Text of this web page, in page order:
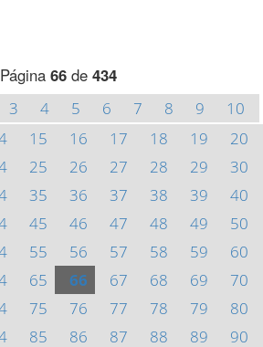
Página 66 de 434
3 4 5 6 7 8 9
10
15 16 17 18 19
20
25 26 27 28 29
30
35 36 37 38 39
40
45 46 47 48 49
50
55 56 57 58 59
60
65 66 67 68 69
70
75 76 77 78 79
80
85 86 87 88 89
90